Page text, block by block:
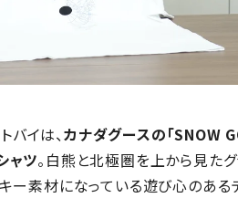
バイは、カナダグースの「SNOW
ャツ。白熊と北極圏を上から見た
ー素材になっている遊び心のある